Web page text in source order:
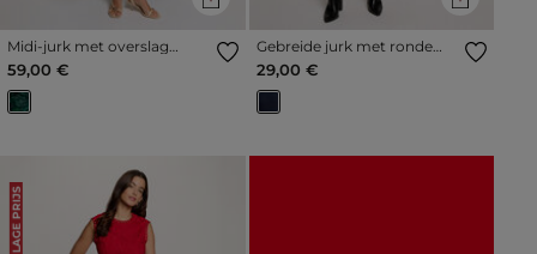
Midi-jurk met overslag
weide groen vrouw
59,00 €
Gebreide jurk met ronde
hals marineblauw vrouw
29,00 €
LAGE PRIJS